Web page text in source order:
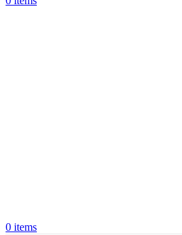
0 items